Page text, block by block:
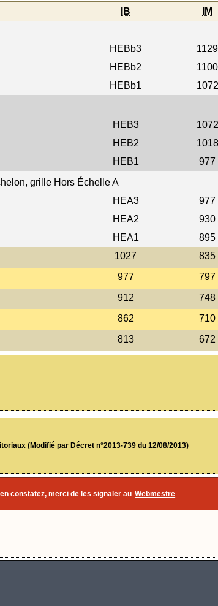
IB IM
HEBb3 1129
HEBb2 1100
HEBb1 1072
HEB3 1072
HEB2 1018
HEB1 977
grille Hors Échelle A
HEA3 977
HEA2 930
HEA1 895
1027 835
977 797
912 748
862 710
813 672
(Modifié par Décret n°2013-739 du 12/08/2013)
constatez, merci de les signaler au Webmestre